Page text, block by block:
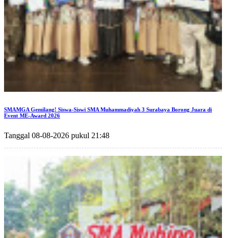
SMAMGA Gemilang! Siswa-Siswi SMA Muhammadiyah 3 Surabaya Borong Juara di
Event ME-Award 2026
Tanggal 08-08-2026 pukul 21:48